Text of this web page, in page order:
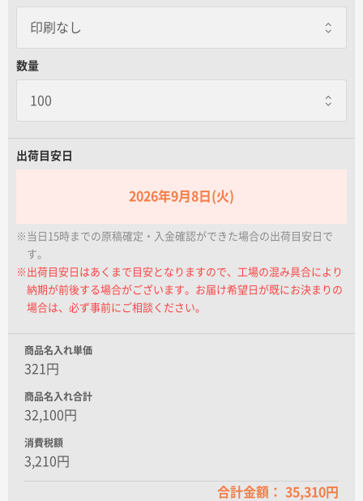
データ入稿ガイド
再注文について
よくあるご質問
数量
出荷目安日
2026年9月8日(火)
※当日15時までの原稿確定・入金確認ができた場合の出荷目安日で
す。
※出荷目安日はあくまで目安となりますので、工場の混み具合により
納期が前後する場合がございます。お届け希望日が既にお決まりの
場合は、必ず事前にご相談ください。
商品名入れ単価
321円
商品名入れ合計
32,100円
消費税額
3,210円
合計金額： 35,310円